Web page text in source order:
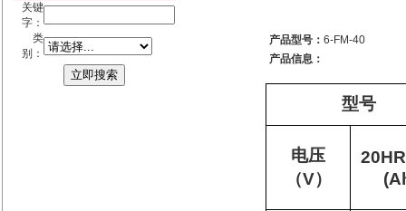
关键
字：
类
别：
产品型号： 6-FM-40
产品信息：
型号
电压
（V）
20HR